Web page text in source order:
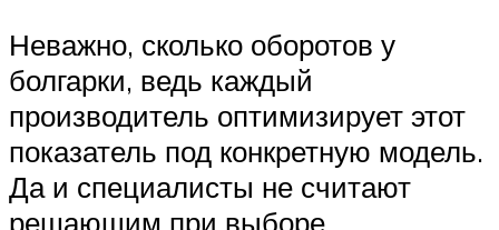
Неважно, сколько оборотов у
болгарки, ведь каждый
производитель оптимизирует этот
показатель под конкретную модель.
Да и специалисты не считают
решающим при выборе